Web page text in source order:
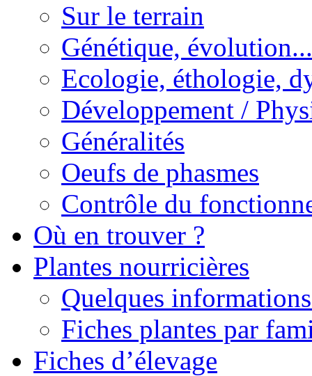
Sur le terrain
Génétique, évolution...
Ecologie, éthologie,
Développement /
Généralités
Oeufs de phasmes
Contrôle du
Où en trouver ?
Plantes nourricières
Quelques
Fiches plantes par
Fiches d’élevage